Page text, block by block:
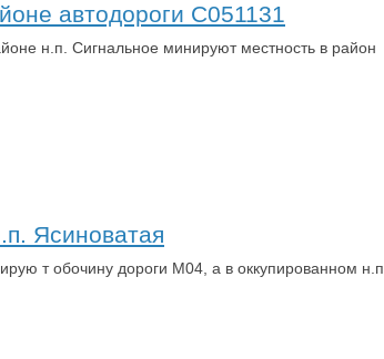
автодороги С051131
н.п. Сигнальное минируют местность в район
Ясиноватая
т обочину дороги М04, а в оккупированном н.п.